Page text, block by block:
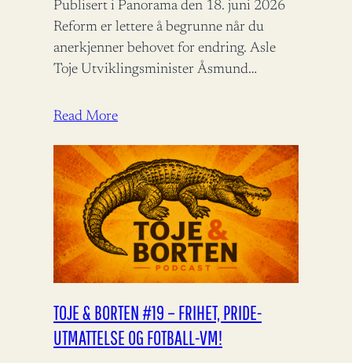
Publisert i Panorama den 18. juni 2026
Reform er lettere å begrunne når du
anerkjenner behovet for endring. Asle
Toje Utviklingsminister Åsmund
bistandsdebatten.…
Read More
TOJE & BORTEN #19 – FRIHET, PRIDE-
UTMATTELSE OG FOTBALL-VM!